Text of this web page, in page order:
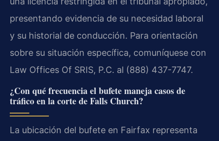
presentando evidencia de su necesidad laboral
y su historial de conducción. Para orientación
sobre su situación específica, comuníquese con
Law Offices Of SRIS, P.C. al (888) 437-7747.
¿Con qué frecuencia el bufete maneja casos de
tráfico en la corte de Falls Church?
La ubicación del bufete en Fairfax representa